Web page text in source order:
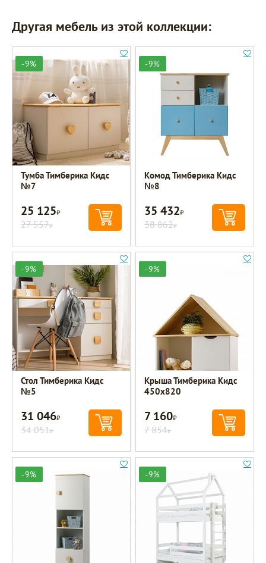
Другая мебель из этой коллекции:
-9%
Тумба Тимберика Кидс
№7
25 125Р
27 557Р
-9%
Комод Тимберика Кидс
№8
35 432Р
38 862Р
-9%
Стол Тимберика Кидс
№5
31 046Р
34 051Р
-9%
Крыша Тимберика Кидс
450х820
7 160Р
7 854Р
-9% -9%